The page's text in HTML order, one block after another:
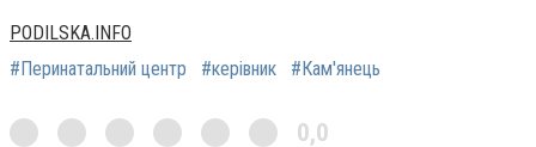
PODILSKA.INFO
#Перинатальний центр
#керівник #Кам'янець
0,0